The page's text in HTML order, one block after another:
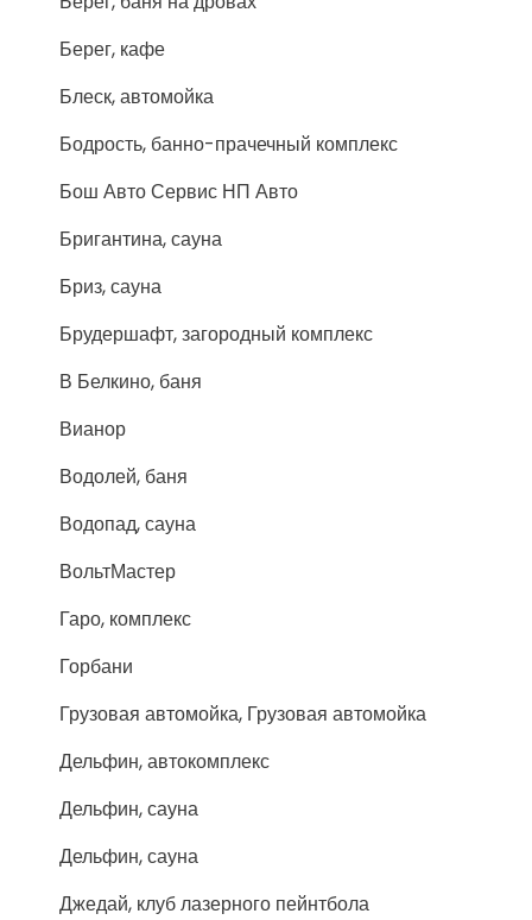
Берег, кафе
Блеск, автомойка
Бодрость, банно-прачечный комплекс
Бош Авто Сервис НП Авто
Бригантина, сауна
Бриз, сауна
Брудершафт, загородный комплекс
В Белкино, баня
Вианор
Водолей, баня
Водопад, сауна
ВольтМастер
Гаро, комплекс
Горбани
Грузовая автомойка, Грузовая автомойка
Дельфин, автокомплекс
Дельфин, сауна
Дельфин, сауна
Джедай, клуб лазерного пейнтбола